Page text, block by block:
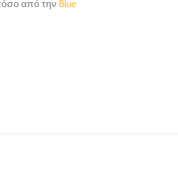
από την Blue